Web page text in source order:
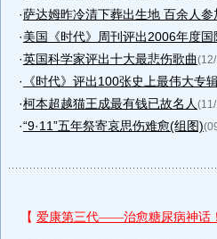
·萨达姆昨冷清下葬出生地 百余人参
·美国《时代》周刊评出2006年度国
·英国科学家评出十大最悲伤歌曲
· 《时代》评出100张史上最伟大专
·柯本超越猫王成最有钱已故名人
·“9·11”五年祭寄哀思伤难愈(组图)